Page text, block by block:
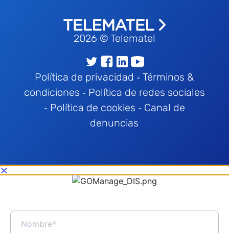
2026 © Telematel
Política de privacidad - Términos &
condiciones - Política de redes sociales
- Política de cookies - Canal de
denuncias